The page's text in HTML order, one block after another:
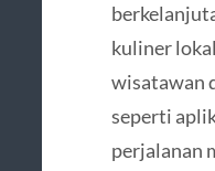
kuliner
wisatawan
seperti
perjalanan